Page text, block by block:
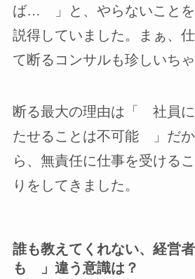
ば… 」と、やらないことを
説得していました。まぁ、
て断るコンサルも珍しいちゃ
断る最大の理由は「 社員
たせることは不可能 」だ
ら、無責任に仕事を受ける
りをしてきました。
誰も教えてくれない、経営
も 」違う意識は？